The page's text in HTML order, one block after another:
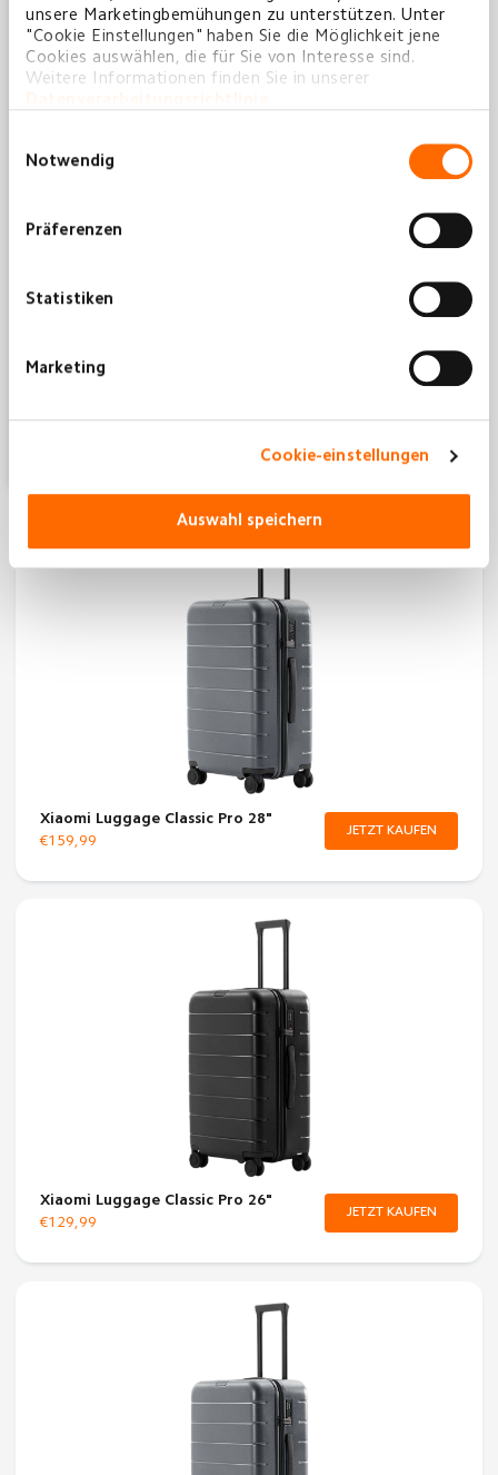
unsere Marketingbemühungen zu unterstützen. Unter
"Cookie Einstellungen" haben Sie die Möglichkeit jene
Cookies auswählen, die für Sie von Interesse sind.
Weitere Informationen finden Sie in unserer
Notwendig
Präferenzen
Statistiken
Marketing
Cookie-einstellungen
Auswahl speichern
Xiaomi Luggage Classic Pro 28"
€159,99
JETZT KAUFEN
Xiaomi Luggage Classic Pro 26"
€129,99
JETZT KAUFEN